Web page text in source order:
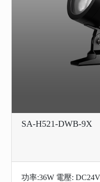
SA-H521-DWB-9X
功率:36W 電壓: